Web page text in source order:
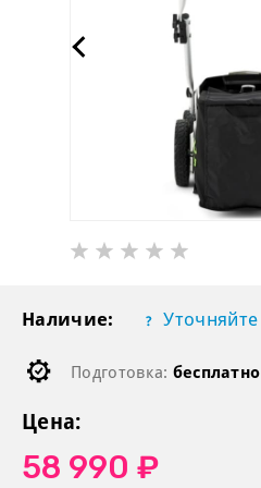
Наличие: Уточняйте
Подготовка: бесплатно
Цена:
58 990 ₽